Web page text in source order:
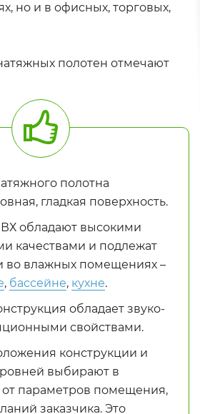
но и в офисных, торговых,
полотен отмечают
полотна
гладкая поверхность.
обладают высокими
качествами и подлежат
во влажных помещениях –
, бассейне, кухне.
обладает звуко-
свойствами.
конструкции и
выбирают в
от параметров помещения,
заказчика. Это